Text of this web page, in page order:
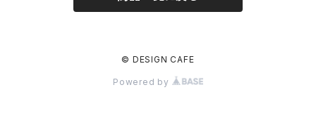
© DESIGN CAFE
Powered by